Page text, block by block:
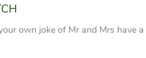
own joke of Mr and Mrs have